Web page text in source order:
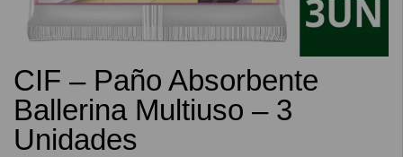
CIF – Paño Absorbente
Ballerina Multiuso – 3
Unidades